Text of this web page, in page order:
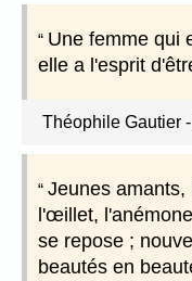
Une femme qui
elle a l'esprit
Théophile Gautier -
Jeunes
l'œillet,
se repose ;
beautés en